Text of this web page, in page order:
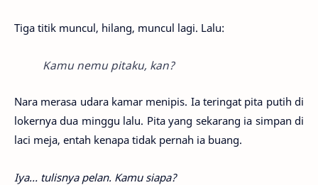
Tiga titik muncul, hilang, muncul lagi. Lalu:
Kamu nemu pitaku, kan?
Nara merasa udara kamar menipis. Ia teringat pita putih di
lokernya dua minggu lalu. Pita yang sekarang ia simpan di
laci meja, entah kenapa tidak pernah ia buang.
Iya… tulisnya pelan. Kamu siapa?